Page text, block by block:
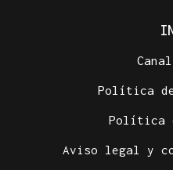
Política
Política
Aviso legal y